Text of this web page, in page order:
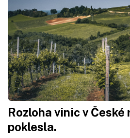
Rozloha vinic v
poklesla.